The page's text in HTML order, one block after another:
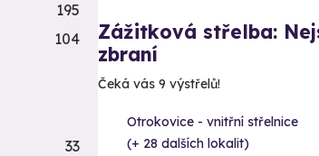
Zážitková střelba:
zbraní
Čeká vás 9 výstřelů!
Otrokovice - vnitřní střelnice
(+ 28 dalších lokalit)
195
104
33